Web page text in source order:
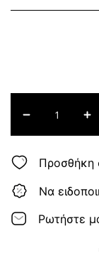
Προσθήκη
Να
Ρωτήστε